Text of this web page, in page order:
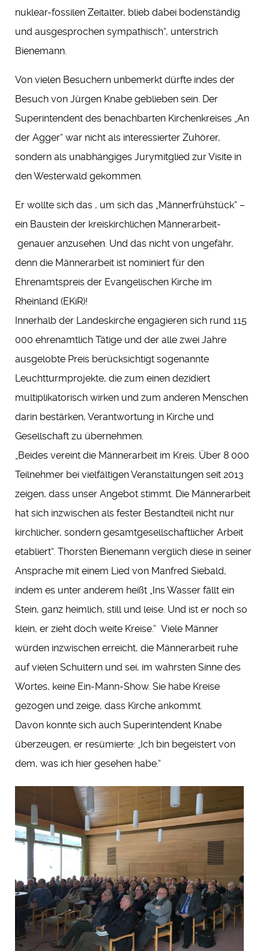
nuklear-fossilen Zeitalter, blieb dabei bodenständig
und ausgesprochen sympathisch“, unterstrich
Bienemann.
Von vielen Besuchern unbemerkt dürfte indes der
Besuch von Jürgen Knabe geblieben sein. Der
Superintendent des benachbarten Kirchenkreises „An
der Agger“ war nicht als interessierter Zuhörer,
sondern als unabhängiges Jurymitglied zur Visite in
den Westerwald gekommen.
Er wollte sich das , um sich das „Männerfrühstück“ –
ein Baustein der kreiskirchlichen Männerarbeit-
genauer anzusehen. Und das nicht von ungefähr,
denn die Männerarbeit ist nominiert für den
Ehrenamtspreis der Evangelischen Kirche im
Rheinland (EKiR)!
Innerhalb der Landeskirche engagieren sich rund 115
000 ehrenamtlich Tätige und der alle zwei Jahre
ausgelobte Preis berücksichtigt sogenannte
Leuchtturmprojekte, die zum einen dezidiert
multiplikatorisch wirken und zum anderen Menschen
darin bestärken, Verantwortung in Kirche und
Gesellschaft zu übernehmen.
„Beides vereint die Männerarbeit im Kreis. Über 8 000
Teilnehmer bei vielfältigen Veranstaltungen seit 2013
zeigen, dass unser Angebot stimmt. Die Männerarbeit
hat sich inzwischen als fester Bestandteil nicht nur
kirchlicher, sondern gesamtgesellschaftlicher Arbeit
etabliert“. Thorsten Bienemann verglich diese in seiner
Ansprache mit einem Lied von Manfred Siebald,
indem es unter anderem heißt „Ins Wasser fällt ein
Stein, ganz heimlich, still und leise. Und ist er noch so
klein, er zieht doch weite Kreise.“ Viele Männer
würden inzwischen erreicht, die Männerarbeit ruhe
auf vielen Schultern und sei, im wahrsten Sinne des
Wortes, keine Ein-Mann-Show. Sie habe Kreise
gezogen und zeige, dass Kirche ankommt.
Davon konnte sich auch Superintendent Knabe
überzeugen, er resümierte: „Ich bin begeistert von
dem, was ich hier gesehen habe.“